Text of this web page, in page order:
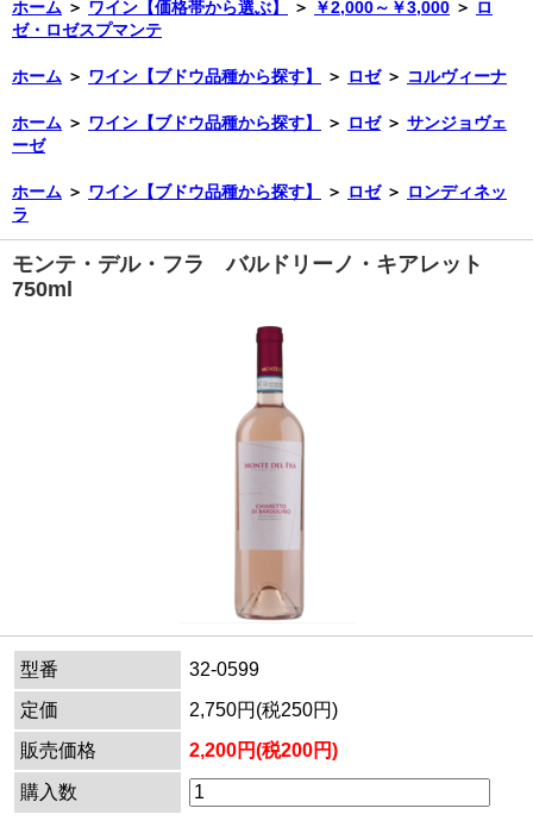
ホーム ＞ ワイン【価格帯から選ぶ】 ＞ ￥2,000～￥3,000 ＞ ロ
ゼ・ロゼスプマンテ
ホーム ＞ ワイン【ブドウ品種から探す】 ＞ ロゼ ＞ コルヴィーナ
ホーム ＞ ワイン【ブドウ品種から探す】 ＞ ロゼ ＞ サンジョヴェ
ーゼ
ホーム ＞ ワイン【ブドウ品種から探す】 ＞ ロゼ ＞ ロンディネッ
ラ
モンテ・デル・フラ バルドリーノ・キアレット
750ml
型番
32-0599
定価
2,750円(税250円)
販売価格
2,200円(税200円)
購入数